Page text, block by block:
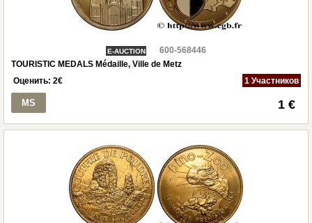
E-AUCTION
600-568446
TOURISTIC MEDALS Médaille, Ville de Metz
Оценить: 2€ 1 Участников
MS 1 €